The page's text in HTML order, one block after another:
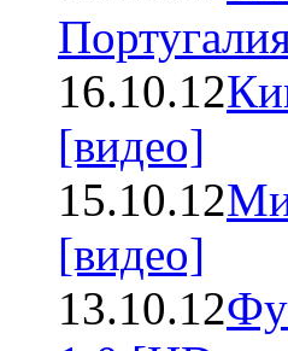
16.10.12
[видео]
15.10.12
[видео]
13.10.12